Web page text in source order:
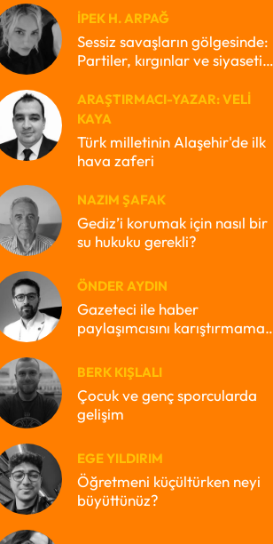
İPEK H. ARPAĞ
Sessiz savaşların gölgesinde:
Partiler, kırgınlar ve siyasetin
ARAŞTIRMACI-YAZAR: VELI
KAYA
Türk milletinin Alaşehir'de ilk
hava zaferi
NAZIM ŞAFAK
Gediz’i korumak için nasıl bir
su hukuku gerekli?
ÖNDER AYDIN
Gazeteci ile haber
paylaşımcısını karıştırmamak
BERK KIŞLALI
Çocuk ve genç sporcularda
gelişim
EGE YILDIRIM
Öğretmeni küçültürken neyi
büyüttünüz?